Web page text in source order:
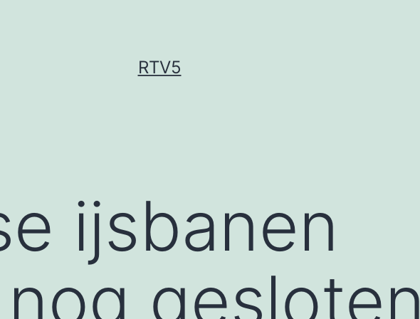
RTV5
ijsbanen
gesloten